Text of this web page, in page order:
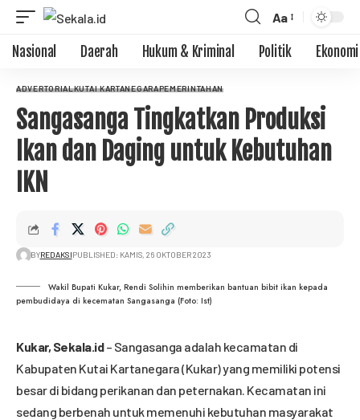
Aa
Nasional Daerah Hukum & Kriminal Politik Ekonomi
ADVERTORIALKUTAI KARTANEGARAPEMERINTAHAN
Sangasanga Tingkatkan Produksi
Ikan dan Daging untuk Kebutuhan
IKN
BYREDAKSIPUBLISHED: KAMIS, 26 OKTOBER 2023
Wakil Bupati Kukar, Rendi Solihin memberikan bantuan bibit ikan kepada
pembudidaya di kecematan Sangasanga (Foto: Ist)
Kukar, Sekala.id– Sangasanga adalah kecamatan di
Kabupaten Kutai Kartanegara (Kukar) yang memiliki potensi
besar di bidang perikanan dan peternakan. Kecamatan ini
sedang berbenah untuk memenuhi kebutuhan masyarakat